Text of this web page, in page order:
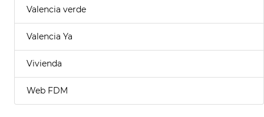
Valencia verde
Valencia Ya
Vivienda
Web FDM